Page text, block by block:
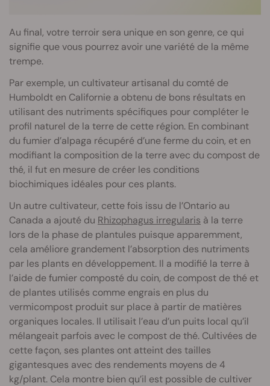
Au final, votre terroir sera unique en son genre, ce qui
signifie que vous pourrez avoir une variété de la même
trempe.
Par exemple, un cultivateur artisanal du comté de
Humboldt en Californie a obtenu de bons résultats en
utilisant des nutriments spécifiques pour compléter le
profil naturel de la terre de cette région. En combinant
du fumier d’alpaga récupéré d’une ferme du coin, et en
modifiant la composition de la terre avec du compost de
thé, il fut en mesure de créer les conditions
biochimiques idéales pour ces plants.
Un autre cultivateur, cette fois issu de l’Ontario au
Canada a ajouté du Rhizophagus irregularis à la terre
lors de la phase de plantules puisque apparemment,
cela améliore grandement l’absorption des nutriments
par les plants en développement. Il a modifié la terre à
l’aide de fumier composté du coin, de compost de thé et
de plantes utilisés comme engrais en plus du
vermicompost produit sur place à partir de matières
organiques locales. Il utilisait l’eau d’un puits local qu’il
mélangeait parfois avec le compost de thé. Cultivées de
cette façon, ses plantes ont atteint des tailles
gigantesques avec des rendements moyens de 4
kg/plant. Cela montre bien qu’il est possible de cultiver